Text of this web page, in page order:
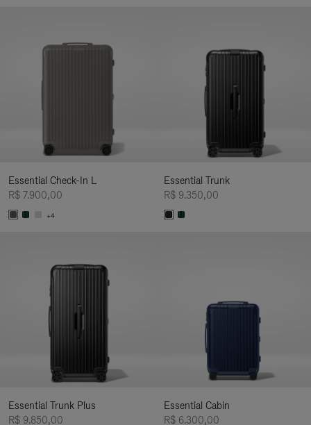
Essential Check-In L
R$ 7.900,00
+4
Essential Trunk
R$ 9.350,00
Essential Trunk Plus
R$ 9.850,00
Essential Cabin
R$ 6.300,00